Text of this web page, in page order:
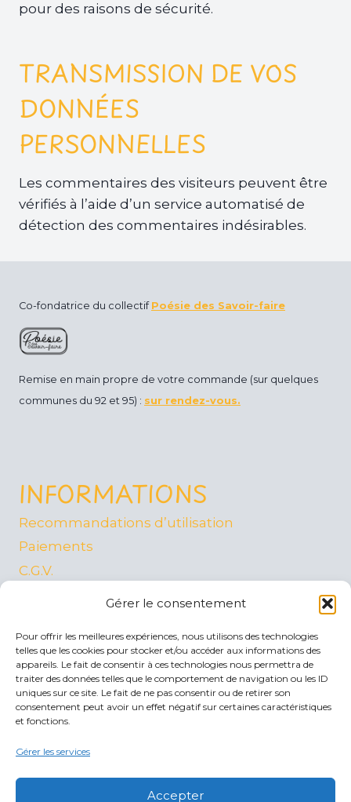
Gérer le consentement
Pour offrir les meilleures expériences, nous utilisons des technologies
telles que les cookies pour stocker et/ou accéder aux informations des
appareils. Le fait de consentir à ces technologies nous permettra de
traiter des données telles que le comportement de navigation ou les ID
uniques sur ce site. Le fait de ne pas consentir ou de retirer son
consentement peut avoir un effet négatif sur certaines caractéristiques
et fonctions.
Gérer les services
Accepter
pour des raisons de sécurité.
TRANSMISSION DE VOS
DONNÉES
PERSONNELLES
Les commentaires des visiteurs peuvent être
vérifiés à l’aide d’un service automatisé de
détection des commentaires indésirables.
Co-fondatrice du collectif Poésie des Savoir-faire
Remise en main propre de votre commande (sur quelques
communes du 92 et 95) : sur rendez-vous.
INFORMATIONS
Recommandations d’utilisation
Paiements
C.G.V.
Politique de cookies (UE)
CONTACT
Tel. 07 56 85 20 39